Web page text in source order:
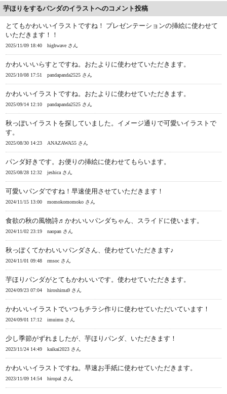
芋ほりをするパンダのイラストへのコメント投稿
とてもかわいいイラストですね！ プレゼンテーションの挿絵に使わせて
いただきます！！
2025/11/09 18:40 highwave さん
かわいいいらすとですね。おたよりに使わせていただきます。
2025/10/08 17:51 pandapanda2525 さん
かわいいイラストですね。おたよりに使わせていただきます。
2025/09/14 12:10 pandapanda2525 さん
秋っぽいイラストを探していました。イメージ通りで可愛いイラストで
す。
2025/08/30 14:23 ANAZAWA55 さん
パンダ好きです。お便りの挿絵に使わせてもらいます。
2025/08/28 12:32 jeshica さん
可愛いパンダですね！早速使用させていただきます！
2024/11/15 13:00 momokomomoko さん
食欲の秋の風物詩♬かわいいパンダちゃん、スライドに使います。
2024/11/02 23:19 naopan さん
秋っぽくてかわいいパンダさん、使わせていただきます♪
2024/11/01 09:48 rmsoc さん
芋ほりパンダがとてもかわいいです。使わせていただきます。
2024/09/23 07:04 hiroshima9 さん
かわいいイラストでいつもチラシ作りに使わせていただいています！
2024/09/01 17:12 imuimu さん
少し季節がずれましたが、芋ほりパンダ、いただきます！
2023/11/24 14:49 kaikai2023 さん
かわいいイラストですね。早速お手紙に使わせていただきます。
2023/11/09 14:54 hiropal さん